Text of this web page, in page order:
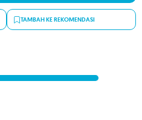
TAMBAH KE REKOMENDASI